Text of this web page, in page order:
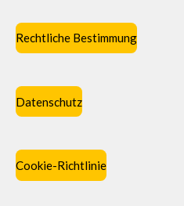
Rechtliche Bestimmung
Datenschutz
Cookie-Richtlinie